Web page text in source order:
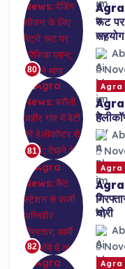
80
Agra
रूट
सहयोग
81
Agra
Agra
82
Agra
Agra
चोरी
Agra